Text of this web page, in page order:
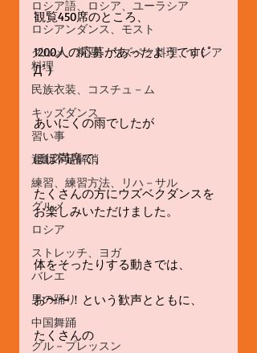
ロシア語、ロシア、ユーラシア
ロシアンダンス、モスト
グルメ、料理、ウズベク料理、ロシア
料理
民族衣装、コスチュ－ム
キッズダンス
習い事
運動不足解消
練習、練習方法、リハ－サル
グルメ
ロシア
ストレッチ、ヨガ
バレエ
男の踊り
中国舞踊
グル－プレッスン
観覧450席のところ、
1200人の応募があったようです( ﾟ
Дﾟ)
あいにくの雨でしたが️
ほぼ満席で、
たくさんの方にウズベクダンスを
お楽しみいただけました。
体をそったりする動きでは、
お〜〜！という歓声とともに、
たくさんの